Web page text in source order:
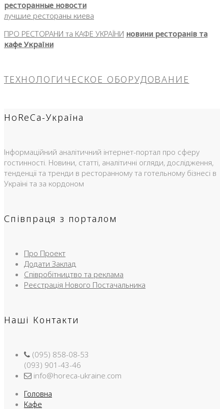
ресторанные новости
лучшие рестораны киева
ПРО РЕСТОРАНИ та КАФЕ УКРАЇНИ новини ресторанів та
кафе України
ТЕХНОЛОГИЧЕСКОЕ ОБОРУДОВАНИЕ
HoReCa-Україна
Інформаційний аналітичний інтернет-портал про сферу
гостинності. Новини, статті, аналітичні огляди, дослідження,
тенденції та тренди в ресторанному та готельному бізнесі в
Україні та за кордоном
Співпраця з порталом
Про Проект
Додати Заклад
Співробітництво та реклама
Реєстрація Нового Постачальника
Наші Контакти
(095) 858-08-53
(093) 901-43-46
info@horeca-ukraine.com
Головна
Кафе